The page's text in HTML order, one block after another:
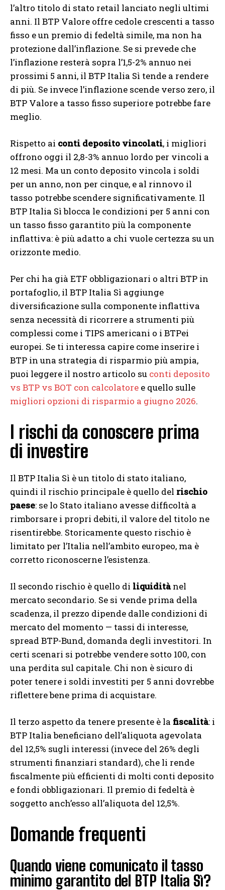
l’altro titolo di stato retail lanciato negli ultimi
anni. Il BTP Valore offre cedole crescenti a tasso
fisso e un premio di fedeltà simile, ma non ha
protezione dall’inflazione. Se si prevede che
l’inflazione resterà sopra l’1,5-2% annuo nei
prossimi 5 anni, il BTP Italia Sì tende a rendere
di più. Se invece l’inflazione scende verso zero, il
BTP Valore a tasso fisso superiore potrebbe fare
meglio.
Rispetto ai conti deposito vincolati, i migliori
offrono oggi il 2,8-3% annuo lordo per vincoli a
12 mesi. Ma un conto deposito vincola i soldi
per un anno, non per cinque, e al rinnovo il
tasso potrebbe scendere significativamente. Il
BTP Italia Sì blocca le condizioni per 5 anni con
un tasso fisso garantito più la componente
inflattiva: è più adatto a chi vuole certezza su un
orizzonte medio.
Per chi ha già ETF obbligazionari o altri BTP in
portafoglio, il BTP Italia Sì aggiunge
diversificazione sulla componente inflattiva
senza necessità di ricorrere a strumenti più
complessi come i TIPS americani o i BTPei
europei. Se ti interessa capire come inserire i
BTP in una strategia di risparmio più ampia,
puoi leggere il nostro articolo su conti deposito
vs BTP vs BOT con calcolatore e quello sulle
migliori opzioni di risparmio a giugno 2026.
I rischi da conoscere prima
di investire
Il BTP Italia Sì è un titolo di stato italiano,
quindi il rischio principale è quello del rischio
paese: se lo Stato italiano avesse difficoltà a
rimborsare i propri debiti, il valore del titolo ne
risentirebbe. Storicamente questo rischio è
limitato per l’Italia nell’ambito europeo, ma è
corretto riconoscerne l’esistenza.
Il secondo rischio è quello di liquiditànel
mercato secondario. Se si vende prima della
scadenza, il prezzo dipende dalle condizioni di
mercato del momento — tassi di interesse,
spread BTP-Bund, domanda degli investitori. In
certi scenari si potrebbe vendere sotto 100, con
una perdita sul capitale. Chi non è sicuro di
poter tenere i soldi investiti per 5 anni dovrebbe
riflettere bene prima di acquistare.
Il terzo aspetto da tenere presente è la fiscalità: i
BTP Italia beneficiano dell’aliquota agevolata
del 12,5% sugli interessi (invece del 26% degli
strumenti finanziari standard), che li rende
fiscalmente più efficienti di molti conti deposito
e fondi obbligazionari. Il premio di fedeltà è
soggetto anch’esso all’aliquota del 12,5%.
Domande frequenti
Quando viene comunicato il tasso
minimo garantito del BTP Italia Sì?